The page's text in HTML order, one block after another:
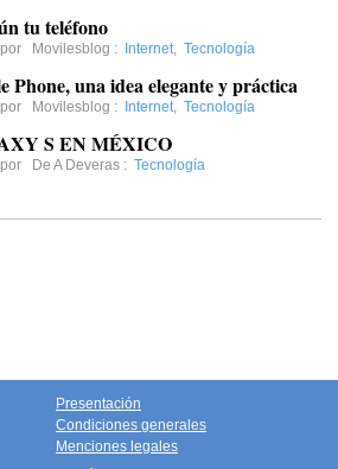
tu teléfono
Movilesblog : Internet, Tecnología
Phone, una idea elegante y práctica
Movilesblog : Internet, Tecnología
S EN MÉXICO
De A Deveras : Tecnología
Presentación
Condiciones generales
Menciones legales